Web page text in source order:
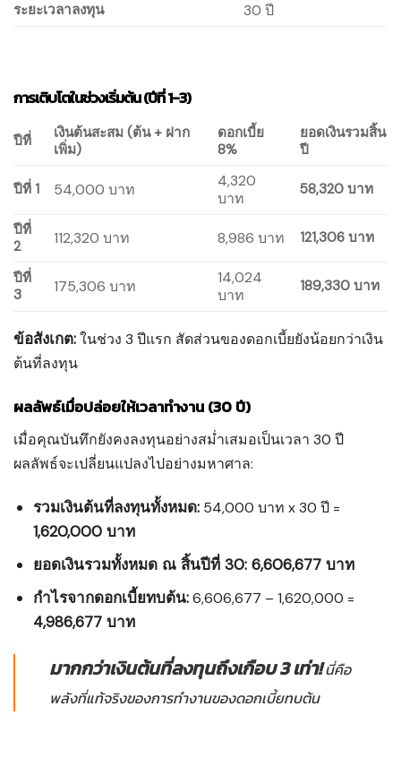
ระยะเวลาลงทุน 30 ปี
การเติบโตในช่วงเริ่มต้น (ปีที่ 1-3)
ปีที่
เงินต้นสะสม (ต้น + ฝาก
เพิ่ม)
ดอกเบี้ย
8%
ยอดเงินรวมสิ้น
ปี
ปีที่ 1 54,000 บาท
4,320
บาท
58,320 บาท
ปีที่
2
112,320 บาท 8,986 บาท 121,306 บาท
ปีที่
3
175,306 บาท
14,024
บาท
189,330 บาท
ข้อสังเกต:ในช่วง 3 ปีแรก สัดส่วนของดอกเบี้ยยังน้อยกว่าเงิน
ต้นที่ลงทุน
ผลลัพธ์เมื่อปล่อยให้เวลาทำงาน (30 ปี)
เมื่อคุณบันทึกยังคงลงทุนอย่างสม่ำเสมอเป็นเวลา 30 ปี
ผลลัพธ์จะเปลี่ยนแปลงไปอย่างมหาศาล:
รวมเงินต้นที่ลงทุนทั้งหมด: 54,000 บาท x 30 ปี =
1,620,000 บาท
ยอดเงินรวมทั้งหมด ณ สิ้นปีที่ 30: 6,606,677 บาท
กำไรจากดอกเบี้ยทบต้น:6,606,677 – 1,620,000 =
4,986,677 บาท
มากกว่าเงินต้นที่ลงทุนถึงเกือบ 3 เท่า!นี่คือ
พลังที่แท้จริงของการทำงานของดอกเบี้ยทบต้น